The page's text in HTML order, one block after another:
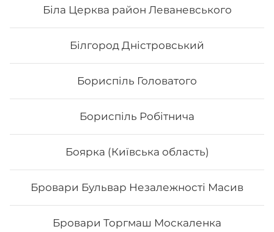
Біла Церква район Леваневського
Білгород Дністровський
Бориспіль Головатого
Бориспіль Робітнича
Боярка (Київська область)
Бровари Бульвар Незалежності Масив
Бровари Торгмаш Москаленка
Роли від шефа
Чіз рол
Вага: 245 г Склад: норі, рис,тостовий сир, сир філа,